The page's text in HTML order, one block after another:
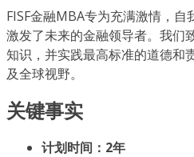
FISF金融MBA专为充满激情，自
激发了未来的金融领导者。我们
知识，并实践最高标准的道德和
及全球视野。
关键事实
计划时间：2年